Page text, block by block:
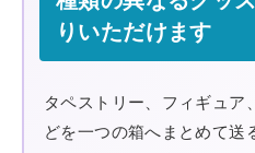
りいただけます
タペストリー、フィギュア
どを一つの箱へまとめて送